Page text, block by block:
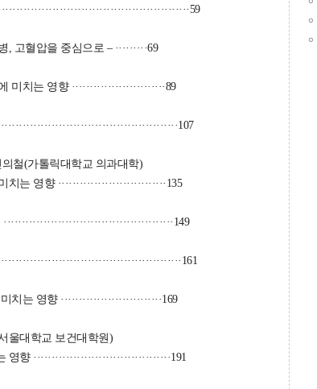
혈압을 중심으로 – ·········69
영향 ··························89
철(가톨릭대학교 의과대학)
······························135
····························169
울대학교 보건대학원)